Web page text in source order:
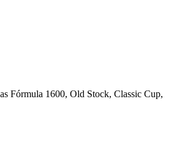
Fórmula 1600, Old Stock, Classic Cup,